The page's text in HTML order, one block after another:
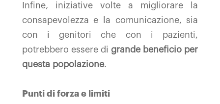
Infine, iniziative volte a migliorare la
consapevolezza e la comunicazione, sia
con i genitori che con i pazienti,
potrebbero essere digrande beneficio per
questa popolazione.
Punti di forza e limiti